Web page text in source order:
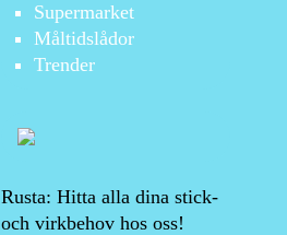
Supermarket
Måltidslådor
Trender
Rusta: Hitta alla dina stick-
och virkbehov hos oss!